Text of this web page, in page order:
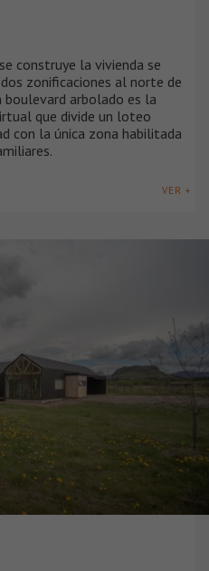
construye la vivienda se
zonificaciones al norte de
boulevard arbolado es la
que divide un loteo
con la única zona habilitada
VER +